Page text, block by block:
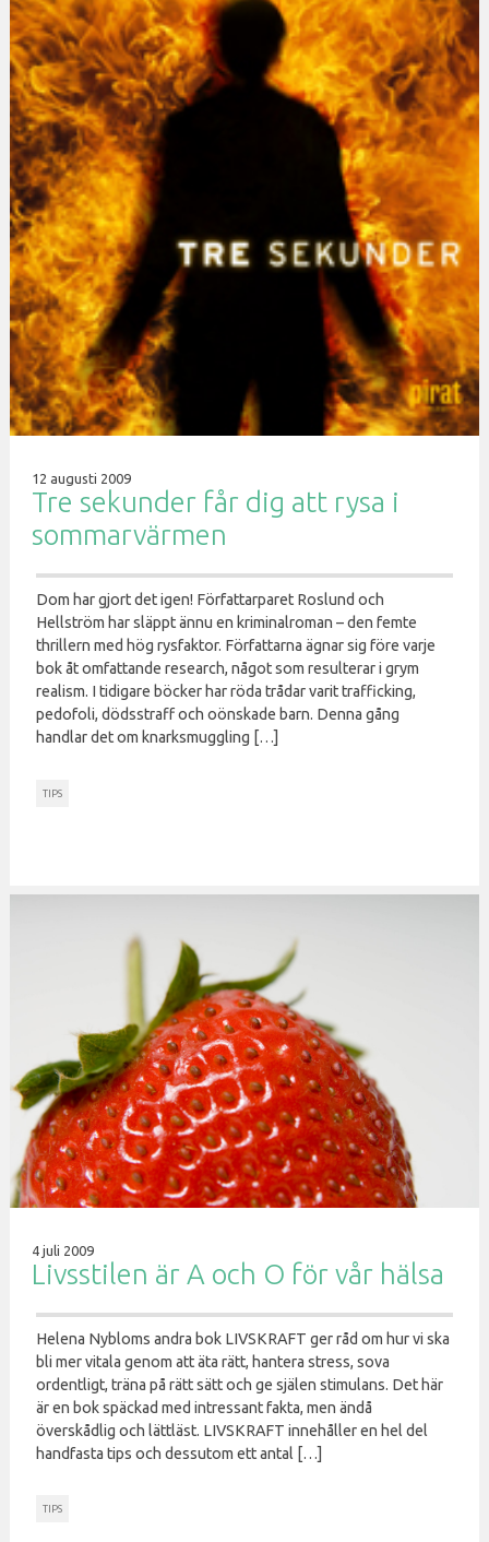
12 augusti 2009
Tre sekunder får dig att rysa i
sommarvärmen
Dom har gjort det igen! Författarparet Roslund och
Hellström har släppt ännu en kriminalroman – den femte
thrillern med hög rysfaktor. Författarna ägnar sig före varje
bok åt omfattande research, något som resulterar i grym
realism. I tidigare böcker har röda trådar varit trafficking,
pedofoli, dödsstraff och oönskade barn. Denna gång
handlar det om knarksmuggling […]
TIPS
4 juli 2009
Livsstilen är A och O för vår hälsa
Helena Nybloms andra bok LIVSKRAFT ger råd om hur vi ska
bli mer vitala genom att äta rätt, hantera stress, sova
ordentligt, träna på rätt sätt och ge själen stimulans. Det här
är en bok späckad med intressant fakta, men ändå
överskådlig och lättläst. LIVSKRAFT innehåller en hel del
handfasta tips och dessutom ett antal […]
TIPS